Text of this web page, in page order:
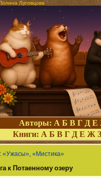
Луговцова
Авторы: А Б В Г Д Е
Книги: А Б В Г Д Е Ж З
«Ужасы», «Мистика»
к Потаенному озеру